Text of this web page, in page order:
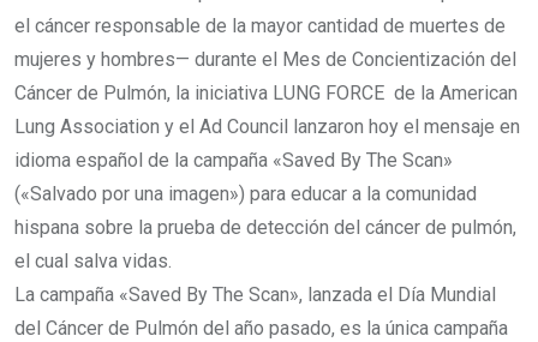
el cáncer responsable de la mayor cantidad de muertes de
mujeres y hombres— durante el Mes de Concientización del
Cáncer de Pulmón, la iniciativa LUNG FORCE de la American
Lung Association y el Ad Council lanzaron hoy el mensaje en
idioma español de la campaña «Saved By The Scan»
(«Salvado por una imagen») para educar a la comunidad
hispana sobre la prueba de detección del cáncer de pulmón,
el cual salva vidas.
La campaña «Saved By The Scan», lanzada el Día Mundial
del Cáncer de Pulmón del año pasado, es la única campaña